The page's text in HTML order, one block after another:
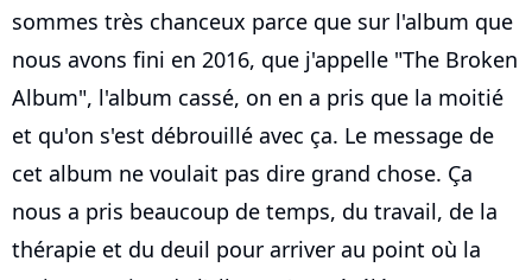
sommes très chanceux parce que sur l'album que
nous avons fini en 2016, que j'appelle "The Broken
Album", l'album cassé, on en a pris que la moitié
et qu'on s'est débrouillé avec ça. Le message de
cet album ne voulait pas dire grand chose. Ça
nous a pris beaucoup de temps, du travail, de la
thérapie et du deuil pour arriver au point où la